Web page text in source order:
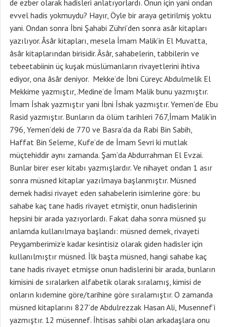
de ezber olarak hadisleri anlatıyorlardı. Onun için yani ondan
evvel hadis yokmuydu? Hayır, Öyle bir araya getirilmiş yoktu
yani. Ondan sonra İbni Şahabi Zühri’den sonra asâr kitapları
yazılıyor. Âsâr kitapları, mesela İmam Malik’in El Muvatta,
âsâr kitaplarından birisidir. Âsâr, sahabelerin, tabbilerin ve
tebeetabiinin üç kuşak müslümanların rivayetlerini ihtiva
ediyor, ona âsâr deniyor. Mekke’de İbni Cüreyc Abdulmelik El
Mekkime yazmıştır,.Medine’de İmam Malik bunu yazmıştır.
İmam İshak yazmıştır yani İbni İshak yazmıştır. Yemen’de Ebu
Rasid yazmıştır. Bunların da ölüm tarihleri 767,İmam Malik’in
796, Yemen’deki de 770 ve Basra’da da Rabi Bin Sabih,
Haffat Bin Seleme, Kufe’de de İmam Sevri ki mutlak
müçtehiddir aynı zamanda. Şam’da Abdurrahman El Evzai.
Bunlar birer eser kitabı yazmışlardır. Ve nihayet ondan 1 asır
sonra müsned kitaplar yazılmaya başlanmıştır. Müsned
demek hadisi rivayet eden sahabelerin isimlerine göre: bu
sahabe kaç tane hadis rivayet etmiştir, onun hadislerinin
hepsini bir arada yazıyorlardı. Fakat daha sonra müsned şu
anlamda kullanılmaya başlandı: müsned demek, rivayeti
Peygamberimiz’e kadar kesintisiz olarak giden hadisler için
kullanılmıştır müsned. İlk başta müsned, hangi sahabe kaç
tane hadis rivayet etmişse onun hadislerini bir arada, bunların
kimisini de sıralarken alfabetik olarak sıralamış, kimisi de
onların kıdemine göre/tarihine göre sıralamıştır. O zamanda
müsned kitaplarını 827’de Abdulrezzak Hasan Ali, Musennef’i
yazmıştır. 12 müsennef. İhtisas sahibi olan arkadaşlara onu